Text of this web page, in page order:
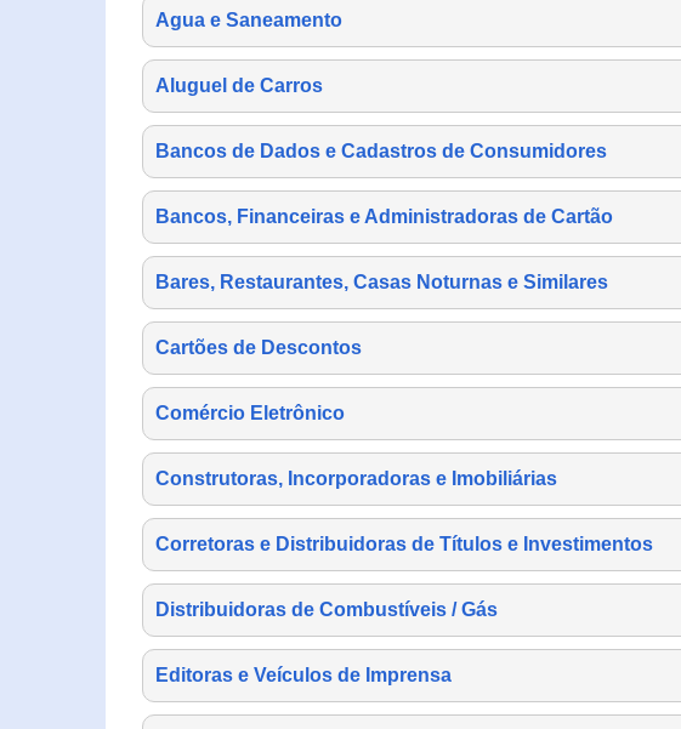
Agua e Saneamento
Aluguel de Carros
Bancos de Dados e Cadastros de Consumidores
Bancos, Financeiras e Administradoras de Cartão
Bares, Restaurantes, Casas Noturnas e Similares
Cartões de Descontos
Comércio Eletrônico
Construtoras, Incorporadoras e Imobiliárias
Corretoras e Distribuidoras de Títulos e Investimentos
Distribuidoras de Combustíveis / Gás
Editoras e Veículos de Imprensa